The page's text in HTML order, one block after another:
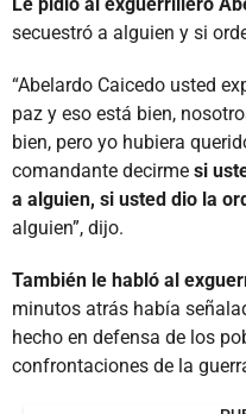
secuestró a alguien y si
“Abelardo Caicedo usted
paz y eso está bien,
bien, pero yo hubiera
comandante decirme si
a alguien, si usted dio la
alguien”, dijo.
También le habló al
minutos atrás había
hecho en defensa de los
confrontaciones de la